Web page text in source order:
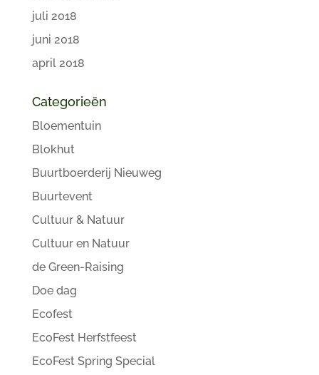
juli 2018
juni 2018
april 2018
Categorieën
Bloementuin
Blokhut
Buurtboerderij Nieuweg
Buurtevent
Cultuur & Natuur
Cultuur en Natuur
de Green-Raising
Doe dag
Ecofest
EcoFest Herfstfeest
EcoFest Spring Special